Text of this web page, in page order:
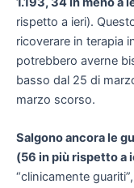
rispetto a ieri).
ricoverare in terapia
potrebbero averne
basso dal 25 di
marzo scorso.
Salgono ancora le
(56 in più rispetto a
“clinicamente